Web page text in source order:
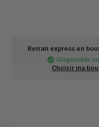
Retrait express en
check_circle Disponible
Choisir ma